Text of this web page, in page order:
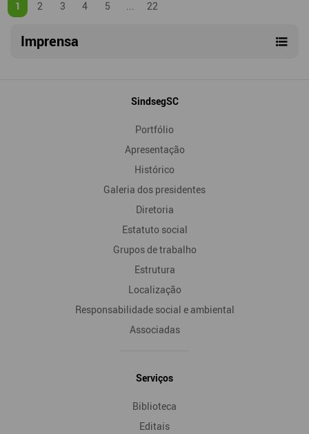
1 2 3 4 5 ... 22
Imprensa
SindsegSC
Portfólio
Apresentação
Histórico
Galeria dos presidentes
Diretoria
Estatuto social
Grupos de trabalho
Estrutura
Localização
Responsabilidade social e ambiental
Associadas
Serviços
Biblioteca
Editais